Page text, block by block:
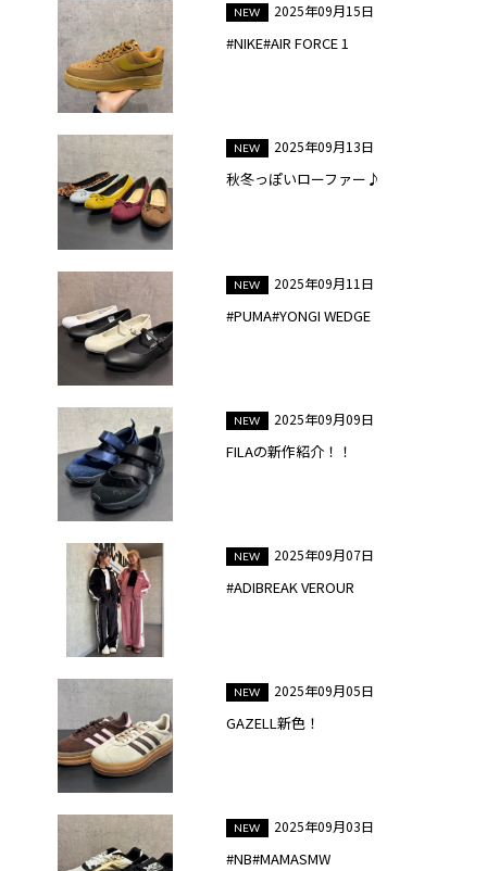
2025年09月15日
#NIKE#AIR FORCE 1
2025年09月13日
秋冬っぽいローファー♪
2025年09月11日
#PUMA#YONGI WEDGE
2025年09月09日
FILAの新作紹介！！
2025年09月07日
#ADIBREAK VEROUR
2025年09月05日
GAZELL新色！
2025年09月03日
#NB#MAMASMW